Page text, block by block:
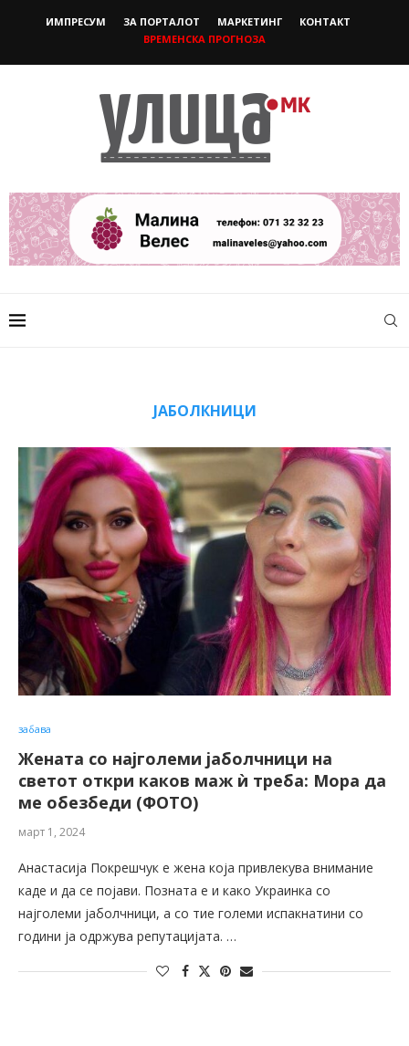
ИМПРЕСУМ ЗА ПОРТАЛОТ МАРКЕТИНГ
КОНТАКТ
ВРЕМЕНСКА ПРОГНОЗА
ЈАБОЛКНИЦИ
забава
Жената со најголеми јаболчници на
светот откри каков маж ѝ треба: Мора да
ме обезбеди (ФОТО)
март 1, 2024
Анастасија Покрешчук е жена која привлекува внимание
каде и да се појави. Позната е и како Украинка со
најголеми јаболчници, а со тие големи испакнатини со
години ја одржува репутацијата. …